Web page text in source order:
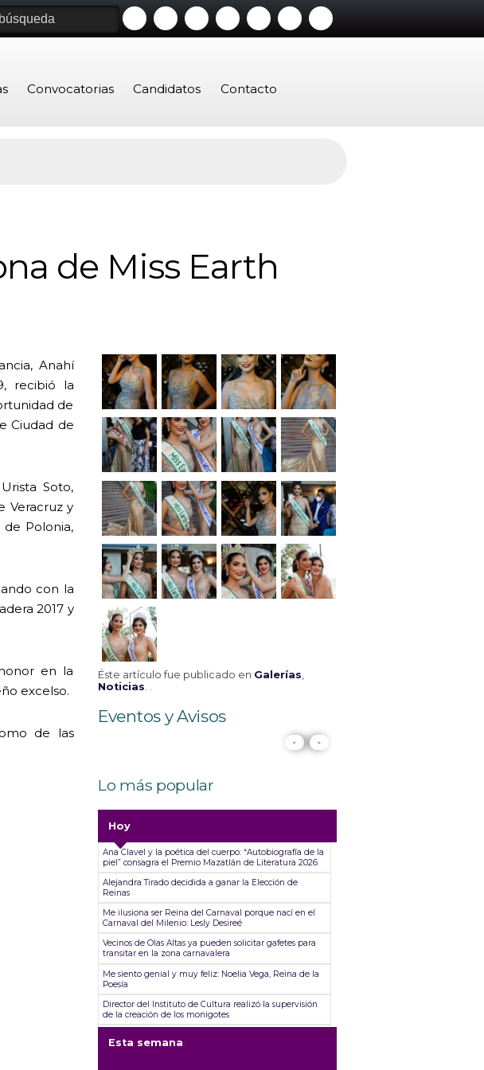
Convocatorias Candidatos Contacto
de Miss Earth
Anahí
recibió la
de
Ciudad de
Soto,
Veracruz y
Polonia,
con la
2017 y
en la
excelso.
de las
Éste artículo fue publicado en Galerías
Noticias
Eventos y Avisos
< >
Lo más popular
Hoy
Ana Clavel y la poética del cuerpo: “Autobiografía de la
piel” consagra el Premio Mazatlán de Literatura 2026
Alejandra Tirado decidida a ganar la Elección de
Reinas
Me ilusiona ser Reina del Carnaval porque nací en el
Carnaval del Milenio: Lesly Desireé
Vecinos de Olas Altas ya pueden solicitar gafetes para
transitar en la zona carnavalera
Me siento genial y muy feliz: Noelia Vega, Reina de la
Poesía
Director del Instituto de Cultura realizó la supervisión
de la creación de los monigotes
Esta semana